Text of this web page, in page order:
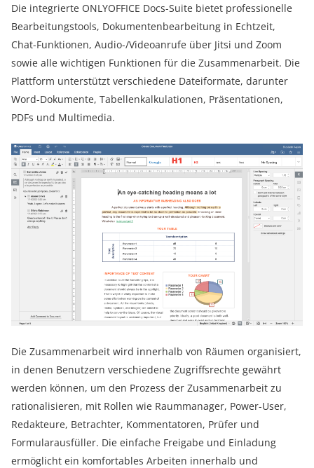
Die integrierte ONLYOFFICE Docs-Suite bietet professionelle
Bearbeitungstools, Dokumentenbearbeitung in Echtzeit,
Chat-Funktionen, Audio-/Videoanrufe über Jitsi und Zoom
sowie alle wichtigen Funktionen für die Zusammenarbeit. Die
Plattform unterstützt verschiedene Dateiformate, darunter
Word-Dokumente, Tabellenkalkulationen, Präsentationen,
PDFs und Multimedia.
Die Zusammenarbeit wird innerhalb von Räumen organisiert,
in denen Benutzern verschiedene Zugriffsrechte gewährt
werden können, um den Prozess der Zusammenarbeit zu
rationalisieren, mit Rollen wie Raummanager, Power-User,
Redakteure, Betrachter, Kommentatoren, Prüfer und
Formularausfüller. Die einfache Freigabe und Einladung
ermöglicht ein komfortables Arbeiten innerhalb und